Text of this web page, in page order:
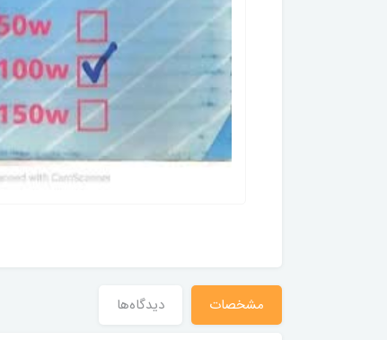
مشخصات دیدگاه‌ها